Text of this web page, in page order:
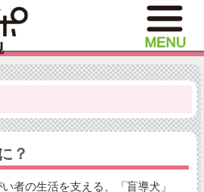
？
者の生活を支える、「盲導犬」